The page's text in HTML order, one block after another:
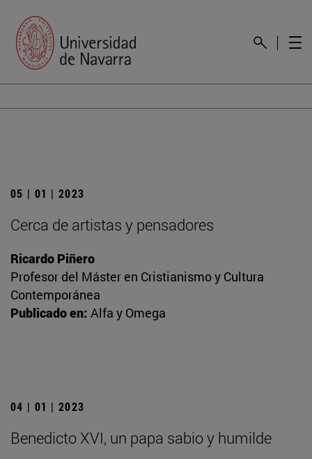
05 | 01 | 2023
Cerca de artistas y pensadores
Ricardo Piñero
Profesor del Máster en Cristianismo y Cultura
Contemporánea
Publicado en: Alfa y Omega
04 | 01 | 2023
Benedicto XVI, un papa sabio y humilde